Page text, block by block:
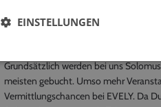
Ebenso kannst Du Dich auch für
hauptsächlich Rockmusik wirst Du
Grundsätzlich werden bei uns
meisten gebucht. Umso mehr
Vermittlungschancen bei EVELY. Da
EINSTELLUNGEN